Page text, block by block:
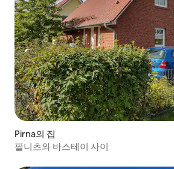
Pirna의 집
필니츠와 바스테이 사이